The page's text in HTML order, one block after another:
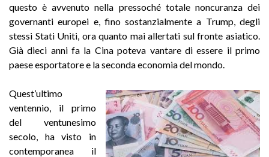
questo è avvenuto nella pressoché totale noncuranza dei
governanti europei e, fino sostanzialmente a Trump, degli
stessi Stati Uniti, ora quanto mai allertati sul fronte asiatico.
Già dieci anni fa la Cina poteva vantare di essere il primo
paese esportatore e la seconda economia del mondo.
Quest’ultimo
ventennio, il primo
del ventunesimo
secolo, ha visto in
contemporanea il